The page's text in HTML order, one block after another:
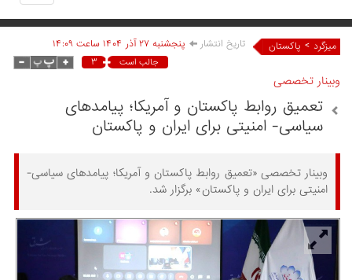
میزگرد > پاکستان تاریخ انتشار پنجشنبه ۲۷ آذر ۱۴۰۴ ساعت ۱۴:۰۹
جالب است ۳
وبینار تخصصی
تعمیق روابط پاکستان و آمریکا؛ پیامدهای
سیاسی- امنیتی برای ایران و پاکستان
وبینار تخصصی «تعمیق روابط پاکستان و آمریکا؛ پیامدهای سیاسی-
امنیتی برای ایران و پاکستان» برگزار شد.